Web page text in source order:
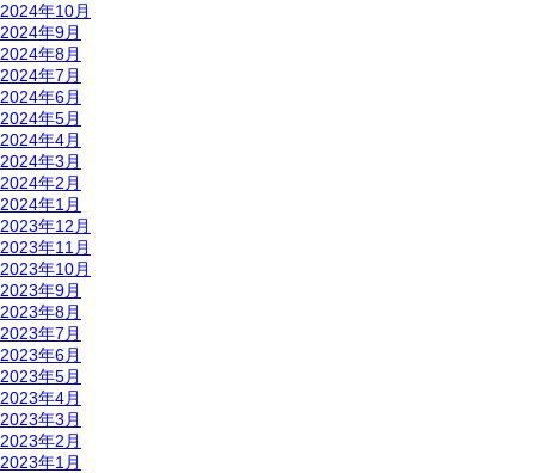
2024年10月
2024年9月
2024年8月
2024年7月
2024年6月
2024年5月
2024年4月
2024年3月
2024年2月
2024年1月
2023年12月
2023年11月
2023年10月
2023年9月
2023年8月
2023年7月
2023年6月
2023年5月
2023年4月
2023年3月
2023年2月
2023年1月